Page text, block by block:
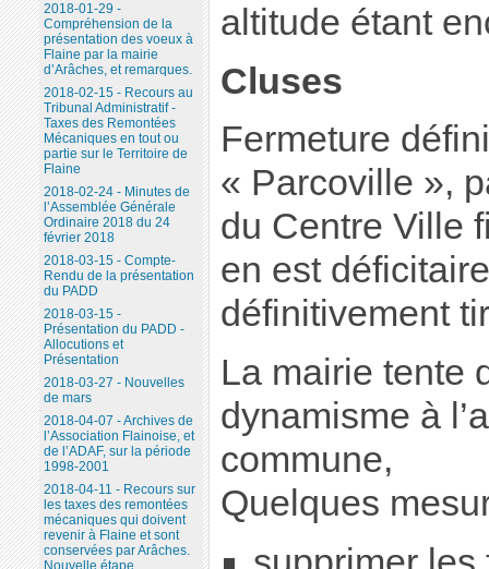
altitude étant
Cluses
Fermeture
« Parcoville »,
du Centre Ville
en est
définitivement
La mairie tente
dynamisme à
commune,
Quelques
2018-01-29 -
Compréhension de la
présentation des voeux à
Flaine par la mairie
d’Arâches, et remarques.
2018-02-15 - Recours au
Tribunal Administratif -
Taxes des Remontées
Mécaniques en tout ou
partie sur le Territoire de
Flaine
2018-02-24 - Minutes de
l’Assemblée Générale
Ordinaire 2018 du 24
février 2018
2018-03-15 - Compte-
Rendu de la présentation
du PADD
2018-03-15 -
Présentation du PADD -
Allocutions et
Présentation
2018-03-27 - Nouvelles
de mars
2018-04-07 - Archives de
l’Association Flainoise, et
de l’ADAF, sur la période
1998-2001
2018-04-11 - Recours sur
les taxes des remontées
mécaniques qui doivent
revenir à Flaine et sont
conservées par Arâches.